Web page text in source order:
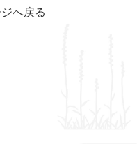
へ戻る